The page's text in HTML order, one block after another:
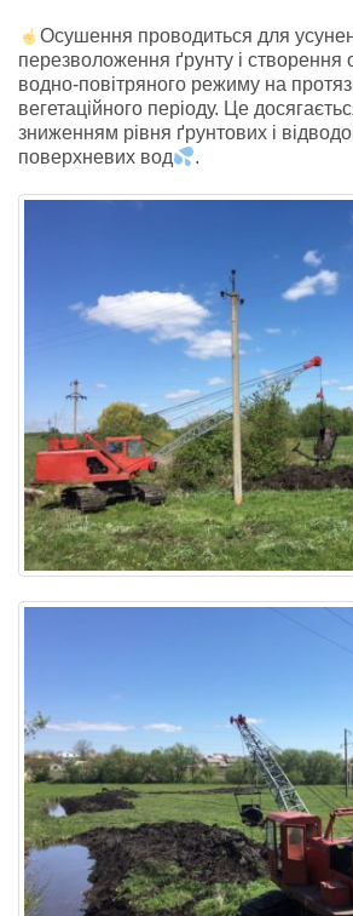
Осушення проводиться для
перезволоження ґрунту і створення
водно-повітряного режиму на
вегетаційного періоду. Це
зниженням рівня ґрунтових і
поверхневих вод
.